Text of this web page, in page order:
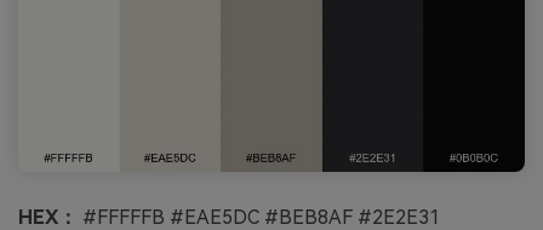
HEX： #FFFFFB #EAE5DC #BEB8AF #2E2E31